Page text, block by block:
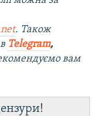
. Також
Telegram,
комендуємо вам